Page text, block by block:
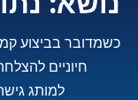
כשמדובר בביצוע
חיוניים
למותג